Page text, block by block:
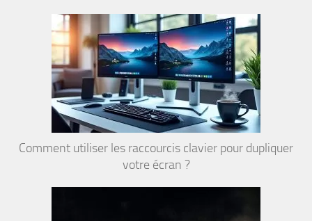
Comment utiliser les raccourcis clavier pour dupliquer
votre écran ?